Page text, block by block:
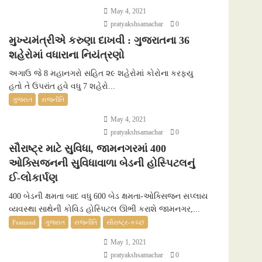
May 4, 2021
pratyakshsamachar
0
મુખ્યમંત્રીએ કરુણા દાખવી : ગુજરાતના 36
શહેરોમાં વધારાના નિયંત્રણો
અગાઉ જે 8 મહાનગરો સહિત ૨૯ શહેરોમાં કોરોના કરફ્યુ
હતો તે ઉપરાંત હવે વધુ 7 શહેરો...
ગુજરાત રાજનીતિ
May 4, 2021
pratyakshsamachar
0
સૌરાષ્ટ્ર માટે સુવિધા, જામનગરમાં 400
ઓક્સિજનની સુવિધાવાળા બેડની હોસ્પિટલનું
ઈ-લોકાર્પણ
400 બેડની ક્ષમતા બાદ વધુ 600 બેડ ક્ષમતા-ઓક્સિજન સપ્લાય
વ્યવસ્થા સાથેની કોવિડ હોસ્પિટલ ઊભી કરાશે જામનગર,...
Featured ગુજરાત રાજનીતિ સૌરાષ્ટ્ર-કચ્છ
May 1, 2021
pratyakshsamachar
0